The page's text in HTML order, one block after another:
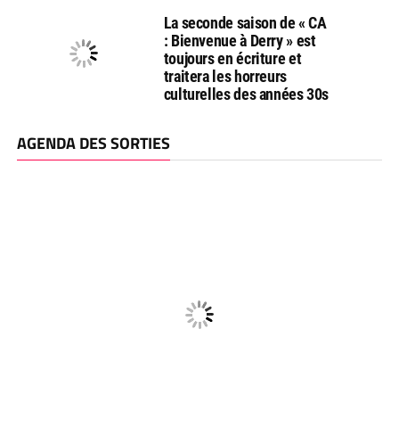
La seconde saison de « CA
: Bienvenue à Derry » est
toujours en écriture et
traitera les horreurs
culturelles des années 30s
AGENDA DES SORTIES